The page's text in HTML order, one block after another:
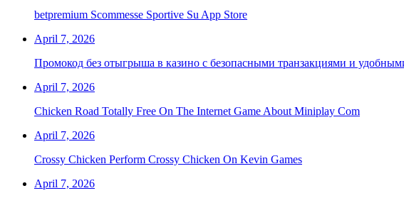
‎betpremium Scommesse Sportive Su App Store
April 7, 2026
Промокод без отыгрыша в казино с безопасными транзакциями и
April 7, 2026
Chicken Road Totally Free On The Internet Game About Miniplay Com
April 7, 2026
Crossy Chicken Perform Crossy Chicken On Kevin Games
April 7, 2026